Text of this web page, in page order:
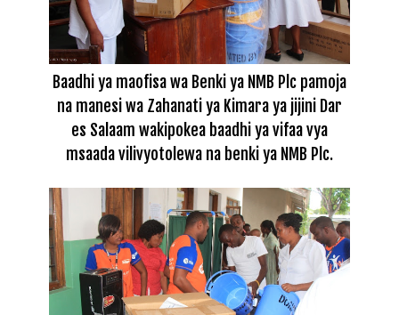
Baadhi ya maofisa wa Benki ya NMB Plc pamoja
na manesi wa Zahanati ya Kimara ya jijini Dar
es Salaam wakipokea baadhi ya vifaa vya
msaada vilivyotolewa na benki ya NMB Plc.